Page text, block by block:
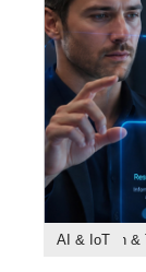
Product
Survey &
Application &
AI & IoT